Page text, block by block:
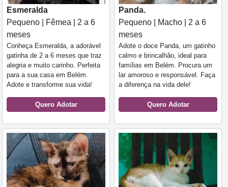
Esmeralda
Pequeno | Fêmea | 2 a 6
meses
Conheça Esmeralda, a adorável
gatinha de 2 a 6 meses que traz
alegria e muito carinho. Perfeita
para a sua casa em Belém.
Adote e transforme sua vida!
Quero Adotar
Panda.
Pequeno | Macho | 2 a 6
meses
Adote o doce Panda, um gatinho
calmo e brincalhão, ideal para
famílias em Belém. Procura um
lar amoroso e responsável. Faça
a diferença na vida dele!
Quero Adotar